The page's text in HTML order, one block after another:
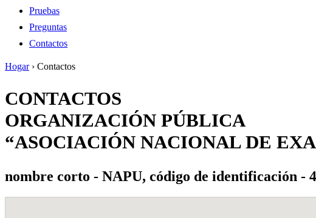
Pruebas
Preguntas
Contactos
Hogar› Contactos
CONTACTOS
ORGANIZACIÓN PÚBLICA
“ASOCIACIÓN NACIONAL DE
nombre corto - NAPU, código de identificación -